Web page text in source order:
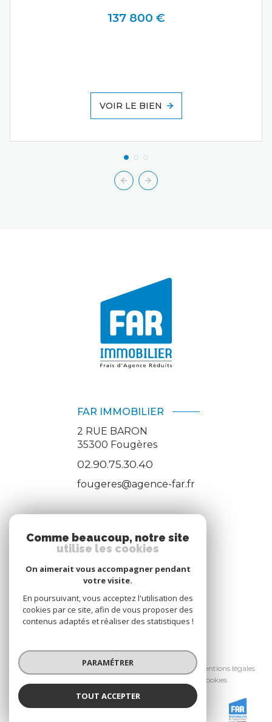
FAR IMMOBILIER
137 800 €
VOIR LE BIEN
FAR IMMOBILIER
2 RUE BARON
35300 Fougères
02.90.75.30.40
fougeres@agence-far.fr
ADHÉRENTS
Nous adhérons
© 2026 | Tous droits réservés
Nos honoraires
Nos partenaires
Mentions légales
Cookies
Réalisé par :
Comme beaucoup, notre site
utilise les cookies
On aimerait vous accompagner pendant
votre visite.
En poursuivant, vous acceptez l'utilisation des
cookies par ce site, afin de vous proposer des
contenus adaptés et réaliser des statistiques !
PARAMÉTRER
TOUT ACCEPTER